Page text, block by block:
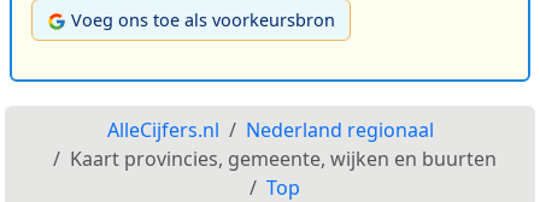
Voeg ons toe als voorkeursbron
AlleCijfers.nl
Nederland regionaal
Kaart provincies, gemeente, wijken en buurten
Top